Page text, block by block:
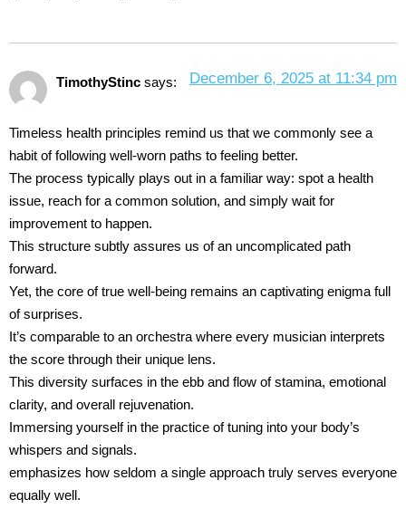
TimothyStinc says: December 6, 2025 at 11:34 pm
Timeless health principles remind us that we commonly see a
habit of following well-worn paths to feeling better.
The process typically plays out in a familiar way: spot a health
issue, reach for a common solution, and simply wait for
improvement to happen.
This structure subtly assures us of an uncomplicated path
forward.
Yet, the core of true well-being remains an captivating enigma full
of surprises.
It’s comparable to an orchestra where every musician interprets
the score through their unique lens.
This diversity surfaces in the ebb and flow of stamina, emotional
clarity, and overall rejuvenation.
Immersing yourself in the practice of tuning into your body’s
whispers and signals.
emphasizes how seldom a single approach truly serves everyone
equally well.